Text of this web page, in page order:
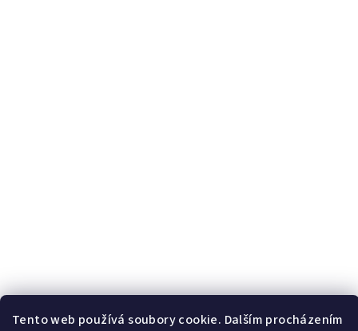
Tento web používá soubory cookie. Dalším procházením